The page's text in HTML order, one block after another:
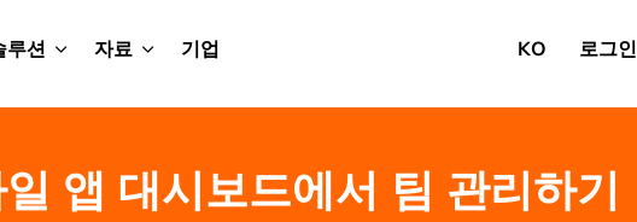
루션 자료 기업 KO 로그인
앱 대시보드에서 팀 관리하기